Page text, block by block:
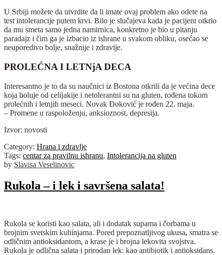
U Srbiji možete da utvrdite da li imate ovaj problem ako odete na
test intolerancije putem krvi. Bilo je slučajeva kada je pacijent otkrio
da mu smeta samo jedna namirnica, konkretno je bio u pitanju
paradajz i čim ga je izbacio iz ishrane u svakom obliku, osećao se
neuporedivo bolje, snažnije i zdravije.
PROLEĆNA I LETNjA DECA
Interesantno je to da su naučnici iz Bostona otkrili da je većina dece
koja boluje od celijakije i netolerantni su na gluten, rođena tokom
prolećnih i letnjih meseci. Novak Đoković je rođen 22. maja.
– Promene u raspoloženju, anksioznost, depresija.
Izvor: novosti
Category: Hrana i zdravlje
Tags: centar za pravilnu ishranu, Intolerancija na gluten
by Slavisa Veselinovic
Rukola – i lek i savršena salata!
Rukola se koristi kao salata, ali i dodatak supama i čorbama u
brojnim svetskim kuhinjama. Pored prepoznatljivog ukusa, smatra se
odličnim antioksidantom, a krase je i brojna lekovita svojstva.
Rukola je odlična salata i prirodan lek: kao antibiotik i antioksidans.